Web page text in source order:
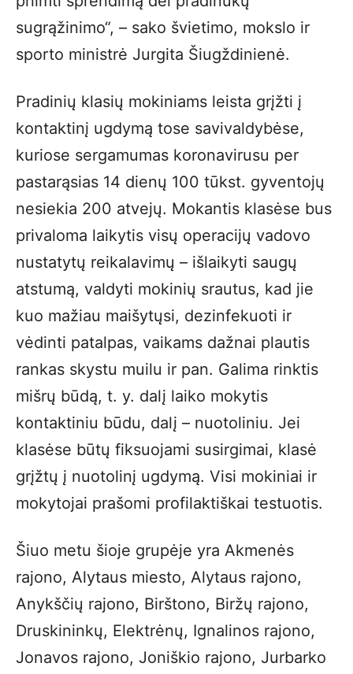
sugrąžinimo“, – sako švietimo, mokslo ir
sporto ministrė Jurgita Šiugždinienė.
Pradinių klasių mokiniams leista grįžti į
kontaktinį ugdymą tose savivaldybėse,
kuriose sergamumas koronavirusu per
pastarąsias 14 dienų 100 tūkst. gyventojų
nesiekia 200 atvejų. Mokantis klasėse bus
privaloma laikytis visų operacijų vadovo
nustatytų reikalavimų – išlaikyti saugų
atstumą, valdyti mokinių srautus, kad jie
kuo mažiau maišytųsi, dezinfekuoti ir
vėdinti patalpas, vaikams dažnai plautis
rankas skystu muilu ir pan. Galima rinktis
mišrų būdą, t. y. dalį laiko mokytis
kontaktiniu būdu, dalį – nuotoliniu. Jei
klasėse būtų fiksuojami susirgimai, klasė
grįžtų į nuotolinį ugdymą. Visi mokiniai ir
mokytojai prašomi profilaktiškai testuotis.
Šiuo metu šioje grupėje yra Akmenės
rajono, Alytaus miesto, Alytaus rajono,
Anykščių rajono, Birštono, Biržų rajono,
Druskininkų, Elektrėnų, Ignalinos rajono,
Jonavos rajono, Joniškio rajono, Jurbarko